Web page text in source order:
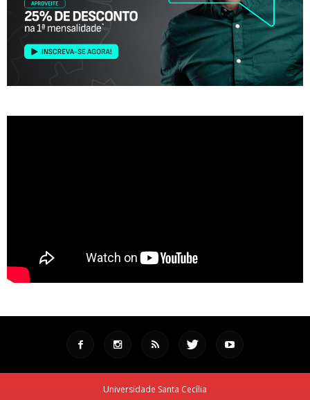
Universidade Santa Cecília